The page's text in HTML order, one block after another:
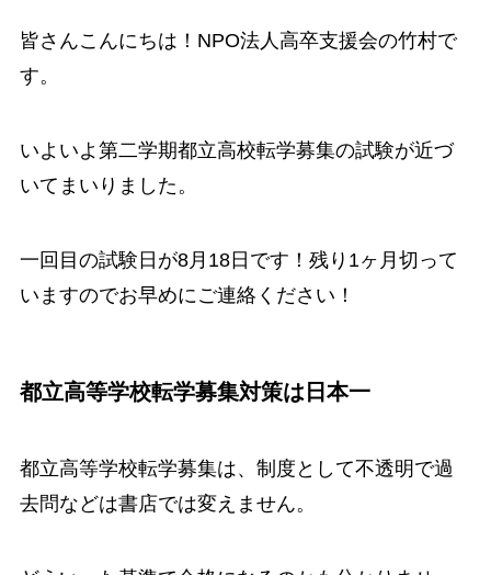
皆さんこんにちは！NPO法人高卒支援会の竹村で
す。
いよいよ第二学期都立高校転学募集の試験が近づ
いてまいりました。
一回目の試験日が8月18日です！残り1ヶ月切って
いますのでお早めにご連絡ください！
都立高等学校転学募集対策は日本一
都立高等学校転学募集は、制度として不透明で過
去問などは書店では変えません。